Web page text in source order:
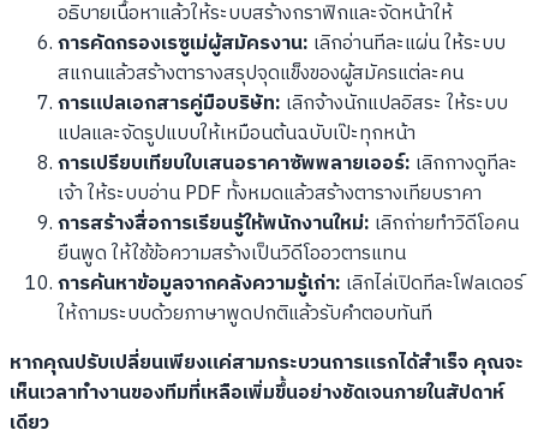
อธิบายเนื้อหาแล้วให้ระบบสร้างกราฟิกและจัดหน้าให้
การคัดกรองเรซูเม่ผู้สมัครงาน: เลิกอ่านทีละแผ่น ให้ระบบ
สแกนแล้วสร้างตารางสรุปจุดแข็งของผู้สมัครแต่ละคน
การแปลเอกสารคู่มือบริษัท: เลิกจ้างนักแปลอิสระ ให้ระบบ
แปลและจัดรูปแบบให้เหมือนต้นฉบับเป๊ะทุกหน้า
การเปรียบเทียบใบเสนอราคาซัพพลายเออร์: เลิกกางดูทีละ
เจ้า ให้ระบบอ่าน PDF ทั้งหมดแล้วสร้างตารางเทียบราคา
การสร้างสื่อการเรียนรู้ให้พนักงานใหม่: เลิกถ่ายทำวิดีโอคน
ยืนพูด ให้ใช้ข้อความสร้างเป็นวิดีโออวตารแทน
การค้นหาข้อมูลจากคลังความรู้เก่า: เลิกไล่เปิดทีละโฟลเดอร์
ให้ถามระบบด้วยภาษาพูดปกติแล้วรับคำตอบทันที
หากคุณปรับเปลี่ยนเพียงแค่สามกระบวนการแรกได้สำเร็จ คุณจะ
เห็นเวลาทำงานของทีมที่เหลือเพิ่มขึ้นอย่างชัดเจนภายในสัปดาห์
เดียว